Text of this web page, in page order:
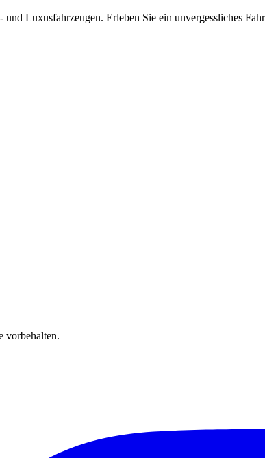
Luxusfahrzeugen. Erleben Sie ein unvergessliches
vorbehalten.